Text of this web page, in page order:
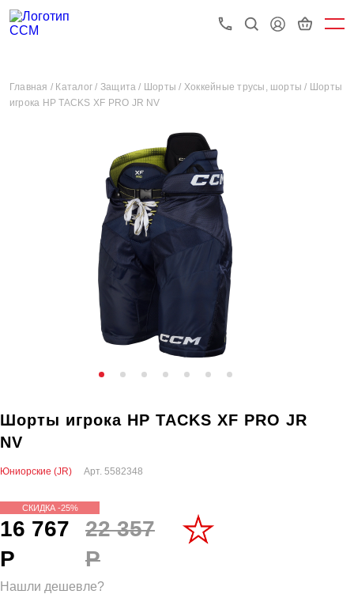
Главная / Каталог / Защита / Шорты / Хоккейные трусы, шорты / Шорты
игрока HP TACKS XF PRO JR NV
Шорты игрока HP TACKS XF PRO JR
NV
Юниорские (JR) Арт. 5582348
СКИДКА -25%
16 767
Р
22 357
Р
Нашли дешевле?